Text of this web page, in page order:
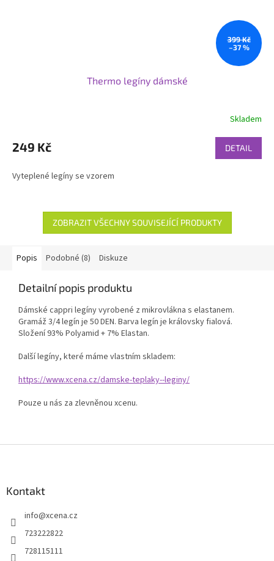
399 Kč
–37 %
Thermo legíny dámské
Skladem
249 Kč DETAIL
Vyteplené legíny se vzorem
ZOBRAZIT VŠECHNY SOUVISEJÍCÍ PRODUKTY
Popis Podobné (8) Diskuze
Detailní popis produktu
Dámské cappri legíny vyrobené z mikrovlákna s elastanem.
Gramáž 3/4 legín je 50 DEN. Barva legín je královsky fialová.
Složení 93% Polyamid + 7% Elastan.
Další legíny, které máme vlastním skladem:
https://www.xcena.cz/damske-teplaky--leginy/
Pouze u nás za zlevněnou xcenu.
Kontakt
info@xcena.cz
723222822
728115111